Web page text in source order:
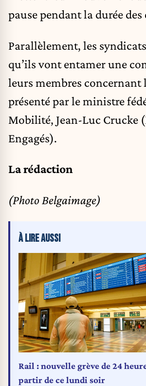
pause pendant la durée
Parallèlement, les
qu’ils vont entamer une
leurs membres concernant
présenté par le ministre
Mobilité, Jean-Luc Crucke
Engagés).
La rédaction
(Photo Belgaimage)
À LIRE AUSSI
Rail : nouvelle grève de 24
partir de ce lundi soir